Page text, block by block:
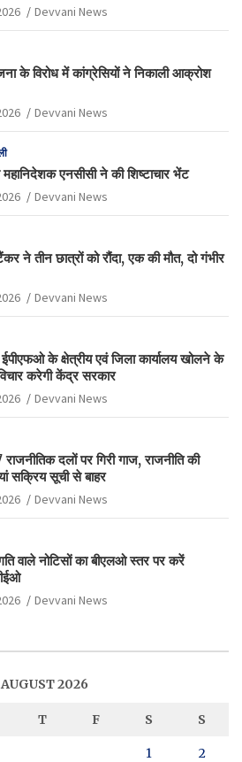
Devvani News
के विरोध में कांग्रेसियों ने निकाली आक्रोश
Devvani News
एनसीसी ने की शिष्टाचार भेंट
Devvani News
ने तीन छात्रों को रौंदा, एक की मौत, दो गंभीर
Devvani News
के क्षेत्रीय एवं जिला कार्यालय खोलने के
करेगी केंद्र सरकार
Devvani News
दलों पर गिरी गाज, राजनीति की
सक्रिय सूची से बाहर
Devvani News
वाले नोटिसों का बीएलओ स्तर पर करें
Devvani News
AUGUST 2026
T F S S
1 2